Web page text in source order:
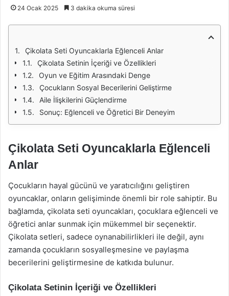
24 Ocak 2025 3 dakika okuma süresi
Çikolata Seti Oyuncaklarla Eğlenceli Anlar
Çikolata Setinin İçeriği ve Özellikleri
Oyun ve Eğitim Arasındaki Denge
Çocukların Sosyal Becerilerini Geliştirme
Aile İlişkilerini Güçlendirme
Sonuç: Eğlenceli ve Öğretici Bir Deneyim
Çikolata Seti Oyuncaklarla Eğlenceli
Anlar
Çocukların hayal gücünü ve yaratıcılığını geliştiren
oyuncaklar, onların gelişiminde önemli bir role sahiptir. Bu
bağlamda, çikolata seti oyuncakları, çocuklara eğlenceli ve
öğretici anlar sunmak için mükemmel bir seçenektir.
Çikolata setleri, sadece oynanabilirlikleri ile değil, aynı
zamanda çocukların sosyalleşmesine ve paylaşma
becerilerini geliştirmesine de katkıda bulunur.
Çikolata Setinin İçeriği ve Özellikleri